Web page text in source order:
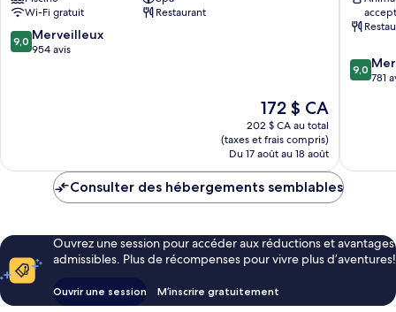
Saint-
Josse-
ten-
Wi-Fi gratuit
Restaurant
9.0
sur
9,0 Merveilleux
954 avis
Le
prix
est
de
172 $ CA
172 $ CA
202 $ CA au total
(taxes et frais compris)
Du 17 août au 18 août
City
by
Saint-
Josse-
9.0
sur
9,0
781
Consulter des hébergements semblables
Ouvrez une session pour accéder aux réductions et avantages
admissibles. Plus de récompenses pour vivre plus d’aventures!
Ouvrir une session M’inscrire gratuitement